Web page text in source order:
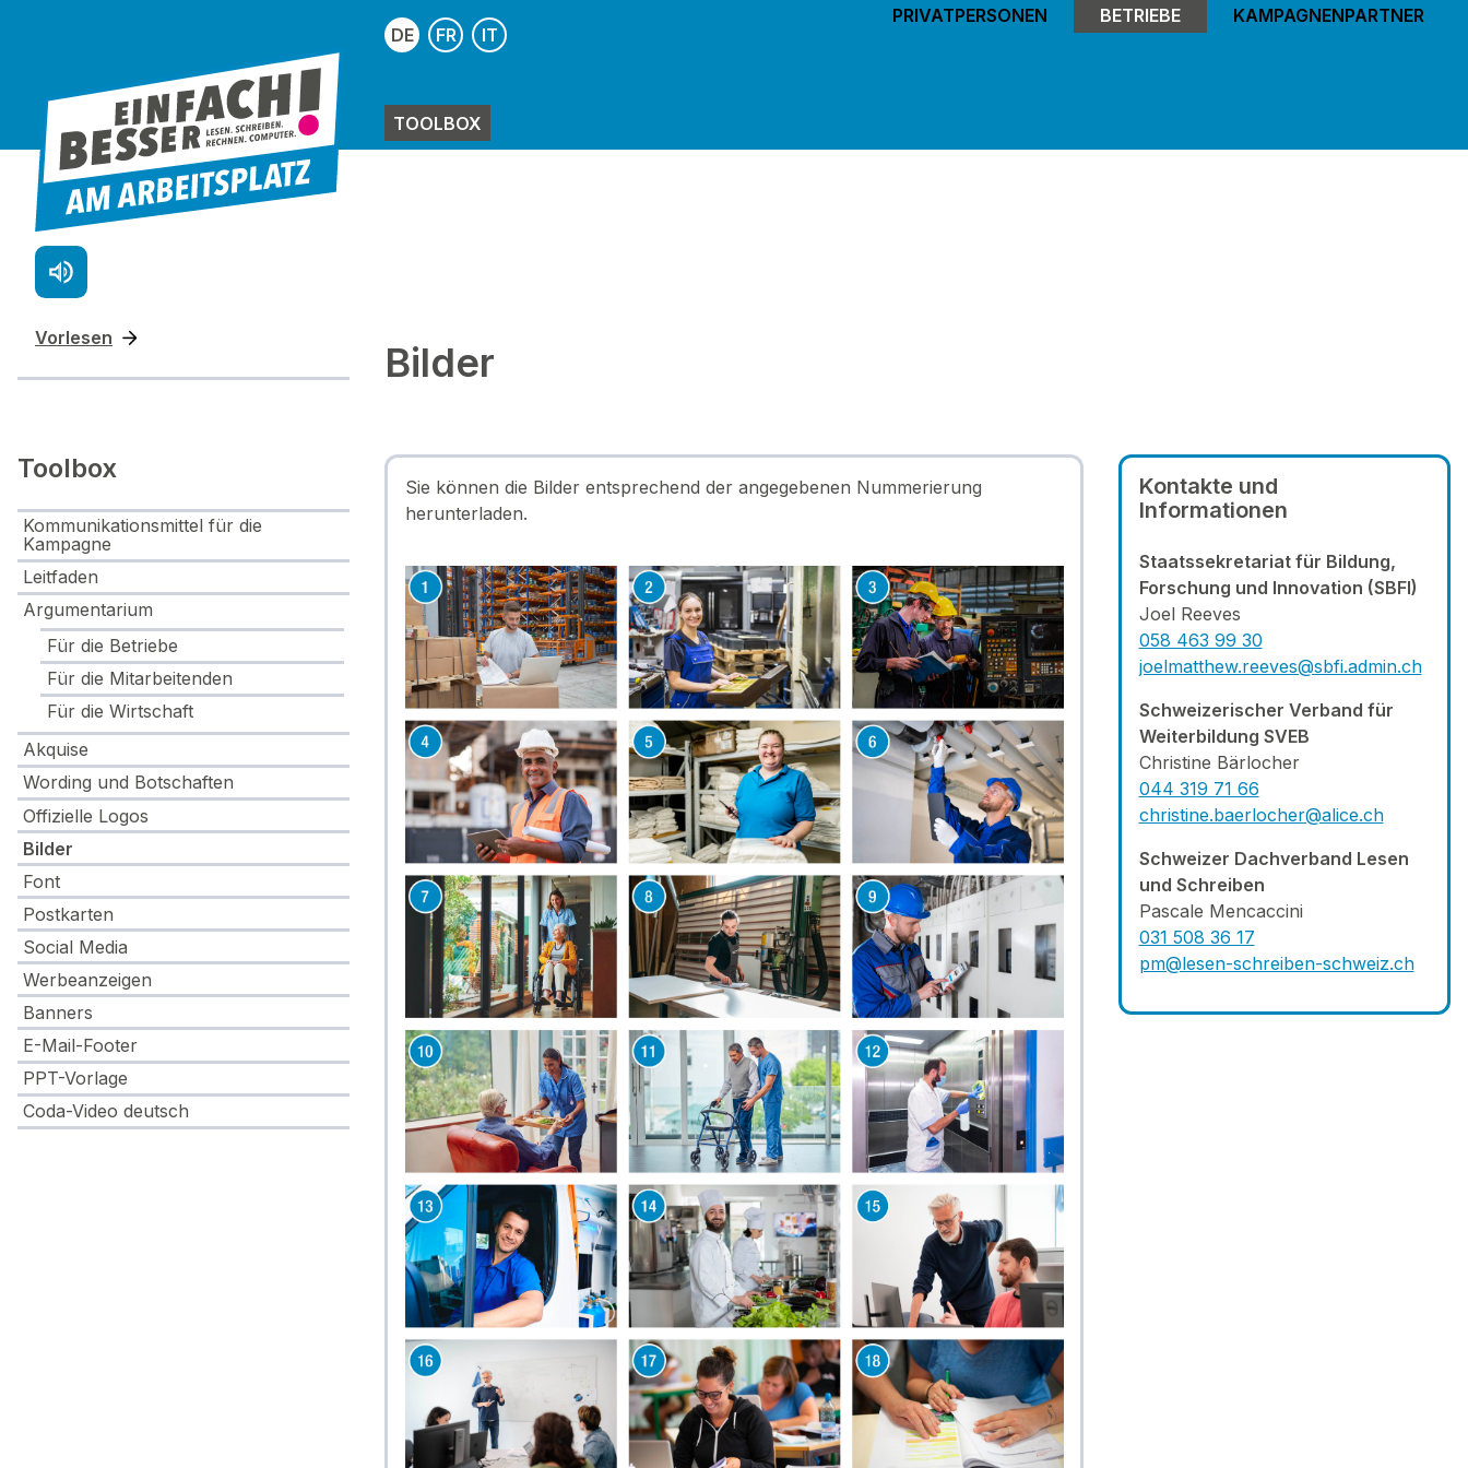
DE FR IT
PRIVATPERSONEN BETRIEBE KAMPAGNENPARTNER
TOOLBOX
Vorlesen
Bilder
Toolbox
Kommunikationsmittel für die
Kampagne
Leitfaden
Argumentarium
Für die Betriebe
Für die Mitarbeitenden
Für die Wirtschaft
Akquise
Wording und Botschaften
Offizielle Logos
Bilder
Font
Postkarten
Social Media
Werbeanzeigen
Banners
E-Mail-Footer
PPT-Vorlage
Coda-Video deutsch
Sie können die Bilder entsprechend der angegebenen Nummerierung
herunterladen.
Kontakte und
Informationen
Staatssekretariat für Bildung,
Forschung und Innovation (SBFI)
Joel Reeves
058 463 99 30
joelmatthew.reeves@sbfi.admin.ch
Schweizerischer Verband für
Weiterbildung SVEB
Christine Bärlocher
044 319 71 66
christine.baerlocher@alice.ch
Schweizer Dachverband Lesen
und Schreiben
Pascale Mencaccini
031 508 36 17
pm@lesen-schreiben-schweiz.ch